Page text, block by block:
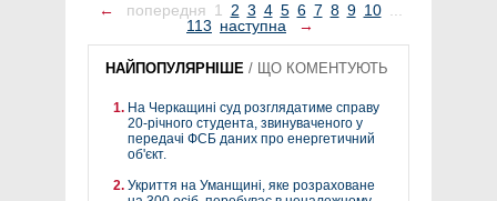
← попередня 1 2 3 4 5 6 7 8 9 10 ...
113 наступна →
НАЙПОПУЛЯРНІШЕ / ЩО КОМЕНТУЮТЬ
На Черкащині суд розглядатиме справу
20-річного студента, звинуваченого у
передачі ФСБ даних про енергетичний
об'єкт.
Укриття на Уманщині, яке розраховане